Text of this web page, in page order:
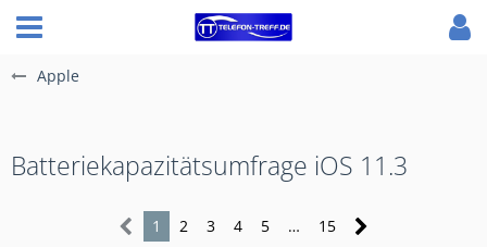
Apple
Batteriekapazitätsumfrage iOS 11.3
1 2 3 4 5 … 15